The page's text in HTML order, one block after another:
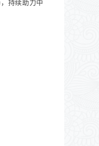
持续助力中